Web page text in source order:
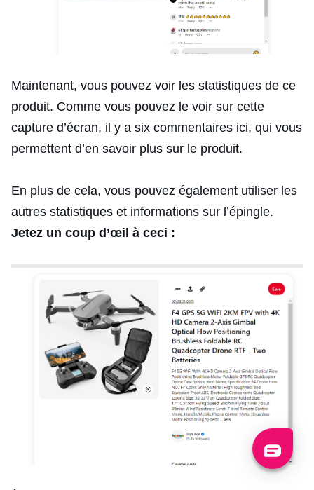
Maintenant, vous pouvez voir les statistiques de ce
produit. Comme vous pouvez le voir sur cette
capture d’écran, il y a six commentaires ici, qui vous
permettent d’en savoir plus sur le produit.
En plus de cela, vous pouvez également utiliser les
autres statistiques et informations sur l’épingle.
Jetez un coup d’œil à ceci :